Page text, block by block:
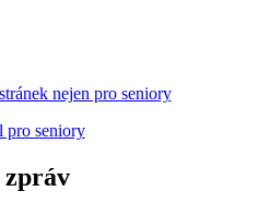
nejen pro seniory
zpráv